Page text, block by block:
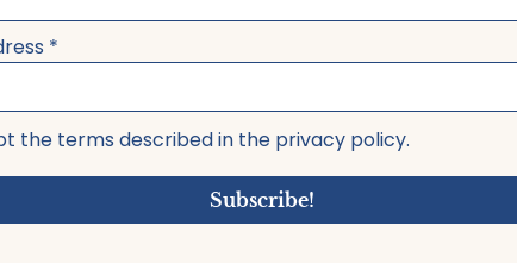
*
the terms described in the privacy policy.
Subscribe!